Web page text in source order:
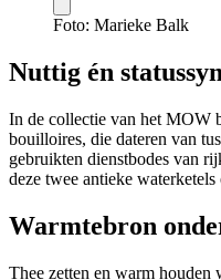
Foto: Marieke Balk
Nuttig én
In de collectie van het MOW
bouilloires, die dateren van
gebruikten dienstbodes van
deze twee antieke
Warmtebron
Thee zetten en warm houden